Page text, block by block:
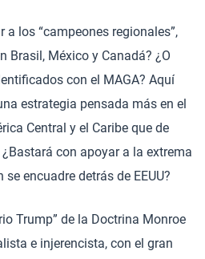
los “campeones regionales”,
Brasil, México y Canadá? ¿O
con el MAGA? Aquí
estrategia pensada más en el
Central y el Caribe que de
con apoyar a la extrema
encuadre detrás de EEUU?
Trump” de la Doctrina Monroe
e injerencista, con el gran